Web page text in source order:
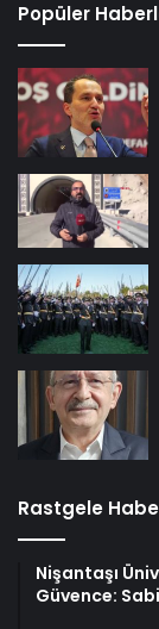
Popüler
Rastgele
Nişantaşı
Güvence: